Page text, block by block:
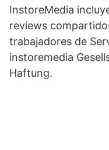
InstoreMedia
reviews
trabajadores de
instoremedia
Haftung.